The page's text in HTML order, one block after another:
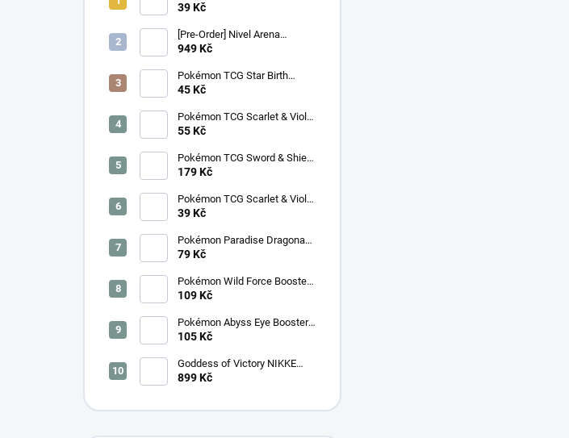
Battle Partners Booster –
39 Kč
[Pre-Order] Nivel Arena
Goddess of Victory NIKKE
Box - Korejský
949 Kč
Pokémon TCG Star Birth
Booster – Korejský
45 Kč
Pokémon TCG Scarlet & Violet
Surging Sparks Booster –
55 Kč
Pokémon TCG Sword & Shield
Eevee Heroes Booster –
179 Kč
Pokémon TCG Scarlet & Violet
Night Wanderer Booster –
39 Kč
Pokémon Paradise Dragona
Booster (SV7a) – Japonský
79 Kč
Pokémon Wild Force Booster
(sv5k) – Japonský
109 Kč
Pokémon Abyss Eye Booster
(M5) – Japonský
105 Kč
Goddess of Victory NIKKE
SB01 Special Booster Box
899 Kč